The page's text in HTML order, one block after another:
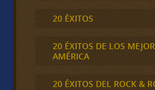
20 ÉXITOS
20 ÉXITOS DE LOS
AMÉRICA
20 ÉXITOS DEL ROCK &